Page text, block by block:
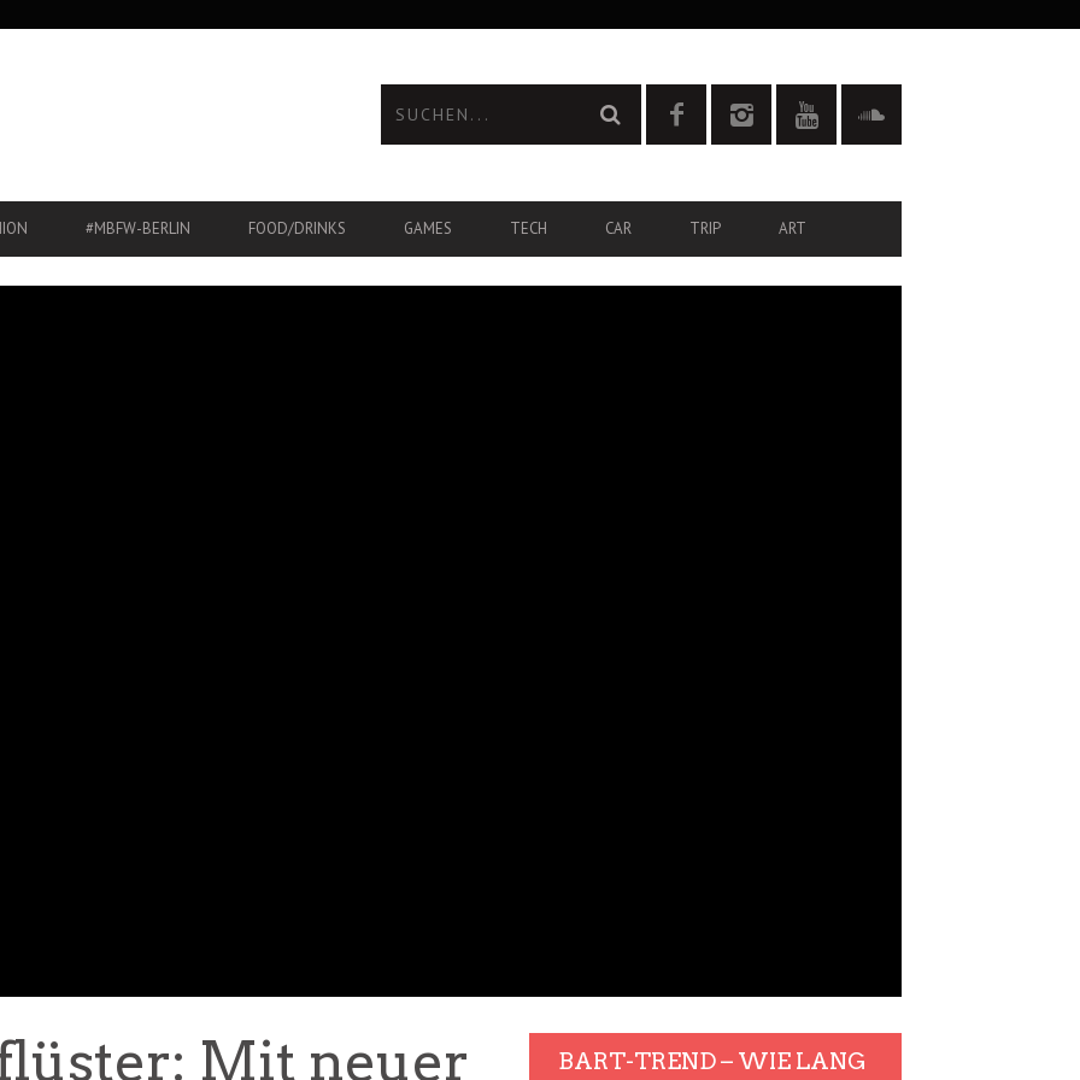
#MBFW-BERLIN FOOD/DRINKS GAMES TECH CAR TRIP ART
Mit neuer
BART-TREND – WIE LANG